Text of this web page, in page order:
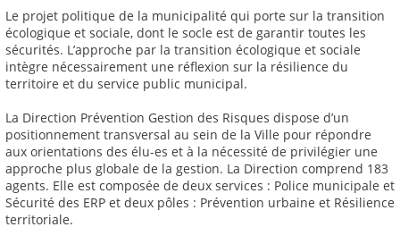
Le projet politique de la municipalité qui porte sur la transition
écologique et sociale, dont le socle est de garantir toutes les
sécurités. L’approche par la transition écologique et sociale
intègre nécessairement une réflexion sur la résilience du
territoire et du service public municipal.
La Direction Prévention Gestion des Risques dispose d’un
positionnement transversal au sein de la Ville pour répondre
aux orientations des élu-es et à la nécessité de privilégier une
approche plus globale de la gestion. La Direction comprend 183
agents. Elle est composée de deux services : Police municipale et
Sécurité des ERP et deux pôles : Prévention urbaine et Résilience
territoriale.